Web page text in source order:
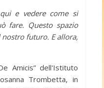
e vedere come si
fare. Questo spazio
futuro. E allora,
Amicis” dell'Istituto
Trombetta, in